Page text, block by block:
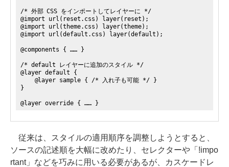
/* 外部 CSS をインポートしてレイヤーに */
@import url(reset.css) layer(reset);
@import url(theme.css) layer(theme);
@import url(default.css) layer(default);
@components { …… }
/* default レイヤーに追加のスタイル */
@layer default {
@layer sample { /* 入れ子も可能 */ }
}
@layer override { …… }
従来は、スタイルの適用順序を調整しようとすると、
ソースの記述順を大幅に改めたり、セレクターや「!impo
rtant」などを巧みに用いる必要があるが、カスケードレ